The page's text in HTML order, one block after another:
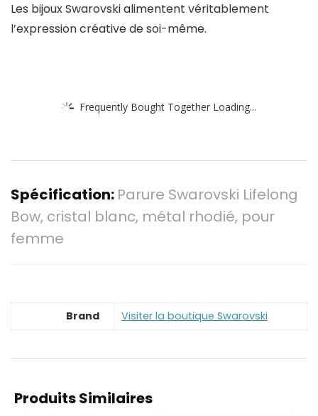
Les bijoux Swarovski alimentent véritablement
l’expression créative de soi-même.
Frequently Bought Together Loading...
Spécification: Parure Swarovski Lifelong
Bow, cristal blanc, métal rhodié, pour
femme
Brand Visiter la boutique Swarovski
Produits Similaires